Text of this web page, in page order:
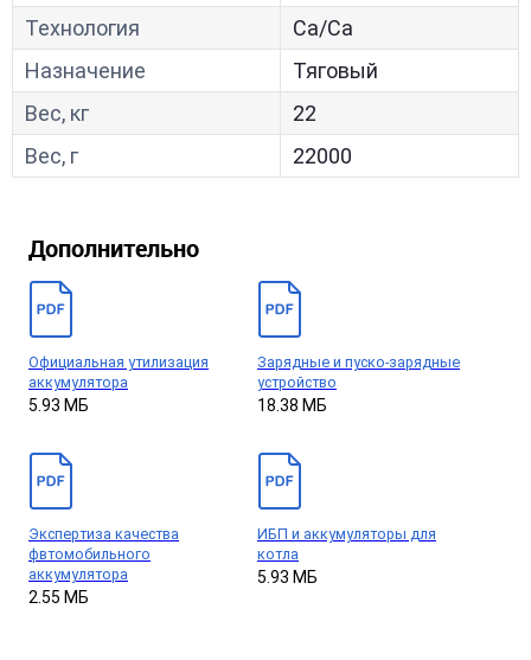
Технология
Са/Са
Назначение
Тяговый
Вес, кг
22
Вес, г
22000
Дополнительно
Официальная утилизация
аккумулятора
5.93 МБ
Зарядные и пуско-зарядные
устройство
18.38 МБ
Экспертиза качества
фвтомобильного
аккумулятора
2.55 МБ
ИБП и аккумуляторы для
котла
5.93 МБ